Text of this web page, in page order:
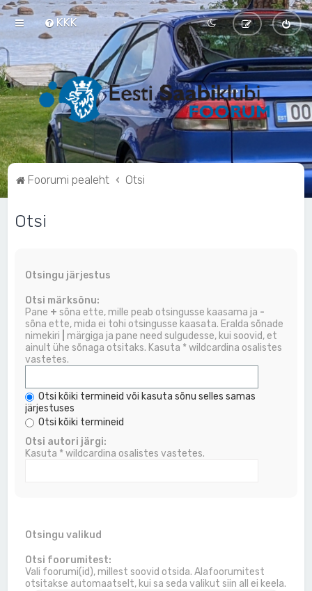
KKK
Foorumi pealeht Otsi
Otsi
Otsingu järjestus
Otsi märksõnu:
Pane + sõna ette, mille peab otsingusse kaasama ja -
sõna ette, mida ei tohi otsingusse kaasata. Eralda sõnade
nimekiri
märgiga ja pane need sulgudesse, kui soovid, et
ainult ühe sõnaga otsitaks. Kasuta * wildcardina osalistes
vastetes.
Otsi kõiki termineid või kasuta sõnu selles samas
järjestuses
Otsi kõiki termineid
Otsi autori järgi:
Kasuta * wildcardina osalistes vastetes.
Otsingu valikud
Otsi foorumitest:
Vali foorumi(id), millest soovid otsida. Alafoorumitest
otsitakse automaatselt, kui sa seda valikut siin all ei keela.